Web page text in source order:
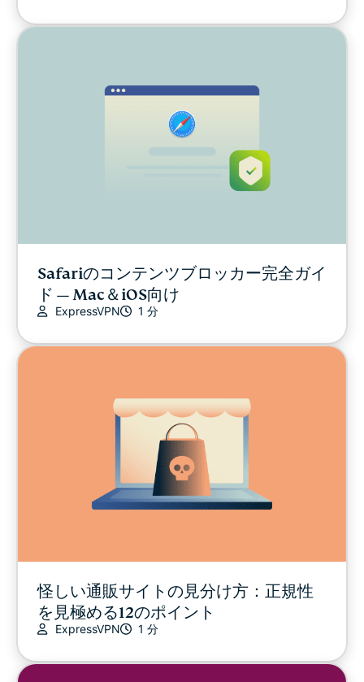
Safariのコンテンツブロッカー完全ガイ
ド — Mac＆iOS向け
ExpressVPN 1 分
怪しい通販サイトの見分け方：正規性
を見極める12のポイント
ExpressVPN 1 分